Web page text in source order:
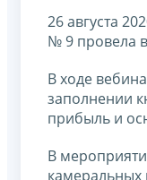
26 августа
№ 9 провела
В ходе
заполнении
прибыль и
В